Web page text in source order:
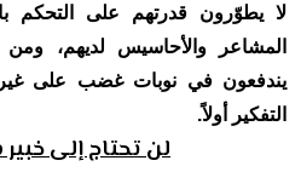
لا يطوّرون قدرتهم على التحكم
المشاعر والأحاسيس لديهم،
يندفعون في نوبات غضب على غير
التفكير أولاً.
لن تحتاج إلى